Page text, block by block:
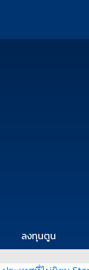
ลงทุนตูน